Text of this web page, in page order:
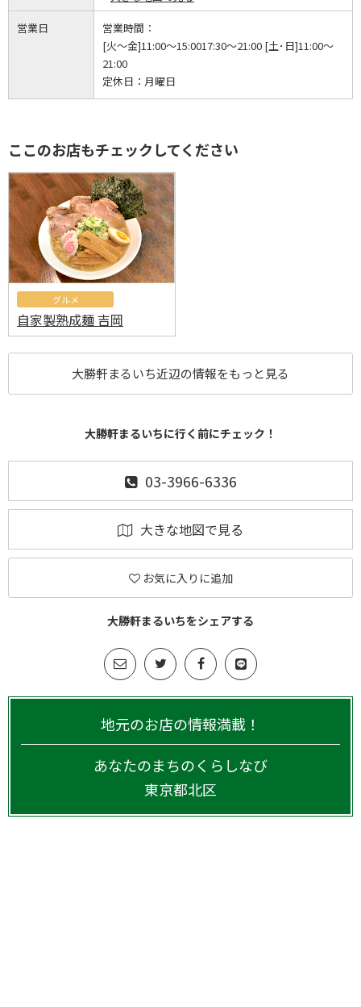
営業日
営業時間：
[火～金]11:00～15:0017:30～21:00 [土･日]11:00～
21:00
定休日： 月曜日
ここのお店もチェックしてください
グルメ
自家製熟成麺 吉岡
大勝軒まるいち近辺の情報をもっと見る
大勝軒まるいちに行く前にチェック！
03-3966-6336
大きな地図で見る
お気に入りに追加
大勝軒まるいちをシェアする
地元のお店の情報満載！
あなたのまちのくらしなび
東京都北区